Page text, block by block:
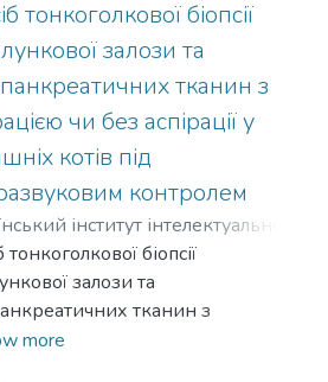
тим, що введено
до реєструючого приладу
шар, який нанесений на
поверхні корпусу.
тонкоголкової біопсії
залози та
тканин з
чи без аспірації у
котів під
контролем
інститут інтелектуальної
,2020-06-25)Кравченко,
Олександрович;
Наталія Сергіївна;
Терезія Петрівна
тонкоголкової біопсії
залози та
тканин з
чи без аспірації у домашніх
more